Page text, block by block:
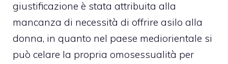
giustificazione è stata attribuita alla
mancanza di necessità di offrire asilo alla
donna, in quanto nel paese mediorientale si
può celare la propria omosessualità per